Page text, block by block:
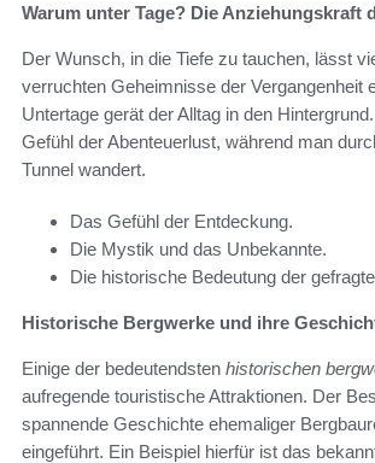
Warum unter Tage? Die Anziehungskraft
Der Wunsch, in die Tiefe zu tauchen, lässt
verruchten Geheimnisse der Vergangenheit
Untertage gerät der Alltag in den
Gefühl der Abenteuerlust, während man
Tunnel wandert.
Das Gefühl der Entdeckung.
Die Mystik und das Unbekannte.
Die historische Bedeutung der
Historische Bergwerke und ihre
Einige der bedeutendsten historischen
aufregende touristische Attraktionen. Der
spannende Geschichte ehemaliger
eingeführt. Ein Beispiel hierfür ist das